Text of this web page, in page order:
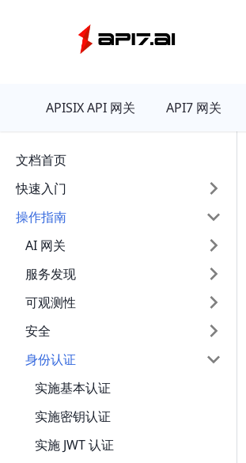
APISIX API 网关 API7 网关
文档首页
快速入门
操作指南
AI 网关
服务发现
可观测性
安全
身份认证
实施基本认证
实施密钥认证
实施 JWT 认证